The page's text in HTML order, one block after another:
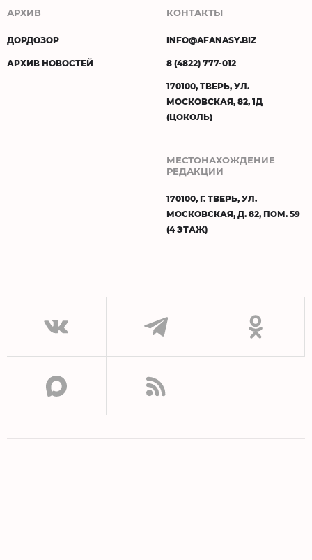
АРХИВ
ДОРДОЗОР
АРХИВ НОВОСТЕЙ
КОНТАКТЫ
INFO@AFANASY.BIZ
8 (4822) 777-012
170100, ТВЕРЬ, УЛ.
МОСКОВСКАЯ, 82, 1Д
(ЦОКОЛЬ)
МЕСТОНАХОЖДЕНИЕ
РЕДАКЦИИ
170100, Г. ТВЕРЬ, УЛ.
МОСКОВСКАЯ, Д. 82, ПОМ. 59
(4 ЭТАЖ)